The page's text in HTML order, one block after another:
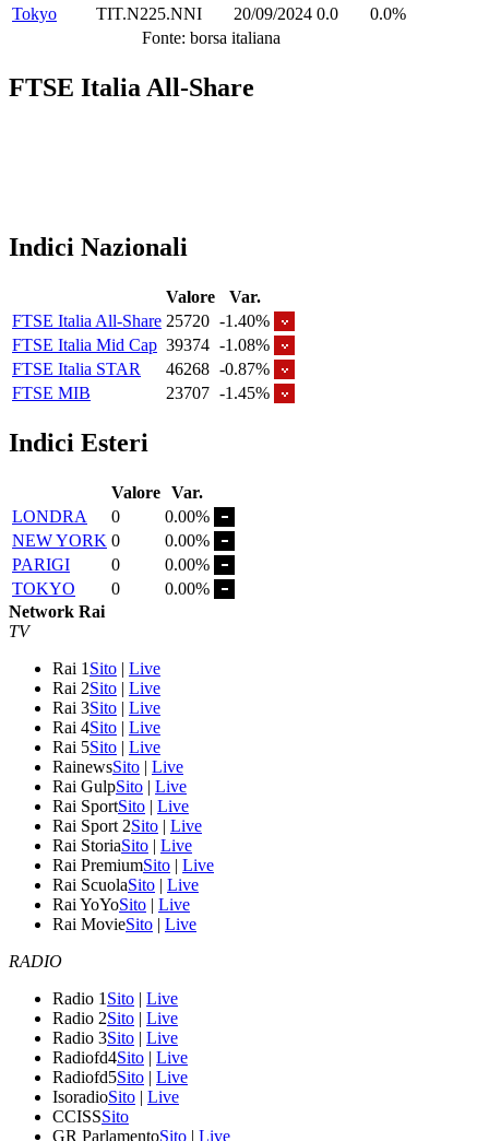
Tokyo
TIT.N225.NNI 20/09/2024 0.0
0.0%
Fonte: borsa italiana
FTSE Italia All-Share
Indici Nazionali
Valore
Var.
FTSE Italia All-Share 25720 -1.40%
FTSE Italia Mid Cap 39374 -1.08%
FTSE Italia STAR
46268 -0.87%
FTSE MIB
23707 -1.45%
Indici Esteri
Valore Var.
LONDRA
0
0.00%
NEW YORK 0
0.00%
PARIGI
0
0.00%
TOKYO
0
0.00%
Network Rai
TV
Rai 1 Sito | Live
Rai 2Sito | Live
Rai 3Sito | Live
Rai 4Sito | Live
Rai 5Sito | Live
RainewsSito | Live
Rai GulpSito | Live
Rai SportSito | Live
Rai Sport 2Sito | Live
Rai StoriaSito | Live
Rai PremiumSito | Live
Rai ScuolaSito | Live
Rai YoYoSito | Live
Rai MovieSito | Live
RADIO
Radio 1 Sito | Live
Radio 2Sito | Live
Radio 3Sito | Live
Radiofd4Sito | Live
Radiofd5Sito | Live
IsoradioSito | Live
CCISSSito
GR ParlamentoSito | Live